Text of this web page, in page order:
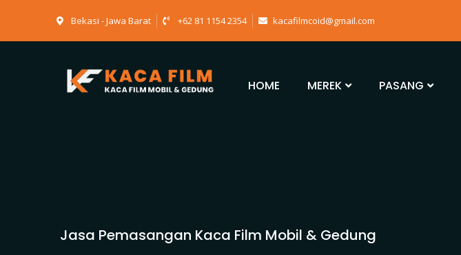
Bekasi - Jawa Barat +62 81 1154 2354 kacafilmcoid@gmail.com
HOME MEREK PASANG
Jasa Pemasangan Kaca Film Mobil & Gedung